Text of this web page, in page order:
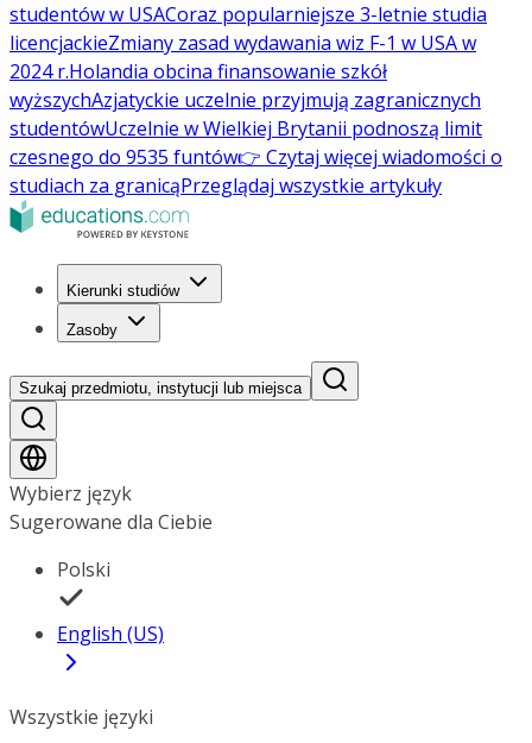
studentów w USACoraz popularniejsze 3-letnie studia
licencjackieZmiany zasad wydawania wiz F-1 w USA w
2024 r.Holandia obcina finansowanie szkół
wyższychAzjatyckie uczelnie przyjmują zagranicznych
studentówUczelnie w Wielkiej Brytanii podnoszą limit
czesnego do 9535 funtów👉 Czytaj więcej wiadomości o
studiach za granicąPrzeglądaj wszystkie artykuły
Kierunki studiów
Zasoby
Szukaj przedmiotu, instytucji lub miejsca
Wybierz język
Sugerowane dla Ciebie
Polski
English (US)
Wszystkie języki